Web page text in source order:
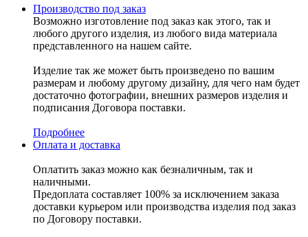
Производство под заказ
Возможно изготовление под заказ как этого, так и
любого другого изделия, из любого вида материала
представленного на нашем сайте.
Изделие так же может быть произведено по вашим
размерам и любому другому дизайну, для чего нам будет
достаточно фотографии, внешних размеров изделия и
подписания Договора поставки.
Подробнее
Оплата и доставка
Оплатить заказ можно как безналичным, так и
наличными.
Предоплата составляет 100% за исключением заказа
доставки курьером или производства изделия под заказ
по Договору поставки.